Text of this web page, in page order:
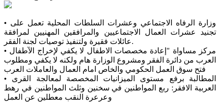
• وزارة الرفاه الاجتماعي وعشرات السلطات المحلية تعمل على
تجنيد عشرات العمال الاجتماعيين والمرافقين المهنيين لمرافقة
عائلات فقيرة ولتنفيذ توصيات لجنة الفقر.
• مركز مساواة "إعادة مخصصات الاطفال لا يكفي لإخراج الآطفال
العرب من دائرة الفقر ومشروع الوزارة هام ولكنه لا يكفي ومطلوب
فتح سوق العمل الحكومي والخاص امام العمال والعاملات العرب
• المطالبة برفع مستوى الميزانيات المخصصة لمعالجة القرى
العربية الافقر: ربع المواطنين في سخنين وثلث المواطنين في رهط
وعرعرة النقب معطلين عن العمل